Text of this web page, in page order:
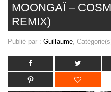
MOONGAÏ –
REMIX)
Publié par : Guillaume,